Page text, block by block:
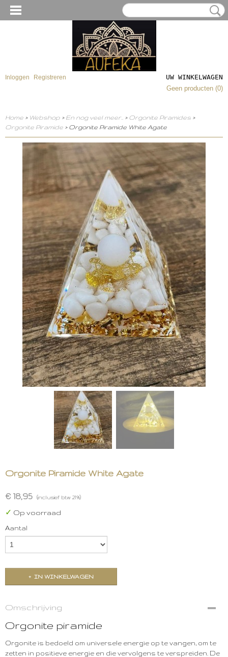
Inloggen Registreren
UW WINKELWAGEN
Geen producten (0)
Home > Webshop > En nog veel meer.. > Orgonite Piramides >
Orgonite Piramide > Orgonite Piramide White Agate
Orgonite Piramide White Agate
€ 18,95 (inclusief btw 21%)
✓ Op voorraad
Aantal
IN WINKELWAGEN
Omschrijving
Orgonite piramide
Orgonite is bedoeld om universele energie op te vangen, om te
zetten in positieve energie en die vervolgens te verspreiden. De